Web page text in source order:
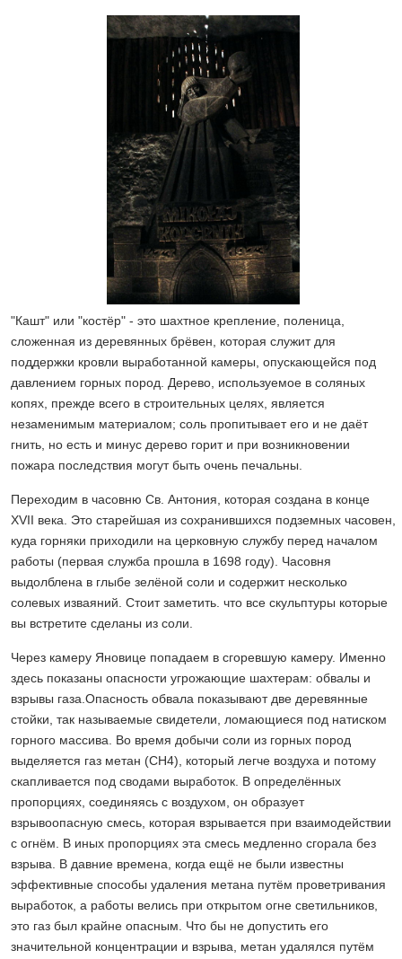
"Кашт" или "костёр" - это шахтное крепление, поленица,
сложенная из деревянных брёвен, которая служит для
поддержки кровли выработанной камеры, опускающейся под
давлением горных пород. Дерево, используемое в соляных
копях, прежде всего в строительных целях, является
незаменимым материалом; соль пропитывает его и не даёт
гнить, но есть и минус дерево горит и при возникновении
пожара последствия могут быть очень печальны.
Переходим в часовню Св. Антония, которая создана в конце
XVII века. Это старейшая из сохранившихся подземных часовен,
куда горняки приходили на церковную службу перед началом
работы (первая служба прошла в 1698 году). Часовня
выдолблена в глыбе зелёной соли и содержит несколько
солевых изваяний. Стоит заметить. что все скульптуры которые
вы встретите сделаны из соли.
Через камеру Яновице попадаем в сгоревшую камеру. Именно
здесь показаны опасности угрожающие шахтерам: обвалы и
взрывы газа.Опасность обвала показывают две деревянные
стойки, так называемые свидетели, ломающиеся под натиском
горного массива. Во время добычи соли из горных пород
выделяется газ метан (CH4), который легче воздуха и потому
скапливается под сводами выработок. В определённых
пропорциях, соединяясь с воздухом, он образует
взрывоопасную смесь, которая взрывается при взаимодействии
с огнём. В иных пропорциях эта смесь медленно сгорала без
взрыва. В давние времена, когда ещё не были известны
эффективные способы удаления метана путём проветривания
выработок, а работы велись при открытом огне светильников,
это газ был крайне опасным. Что бы не допустить его
значительной концентрации и взрыва, метан удалялся путём